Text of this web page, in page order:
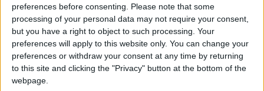
preferences before consenting.
Please note that some
processing of your personal data may not require your consent,
but you have a right to object to such processing. Your
preferences will apply to this website only. You can change your
preferences or withdraw your consent at any time by returning
to this site and clicking the "Privacy" button at the bottom of the
webpage.
avec l’ASM, comme il l’avait confié début mars, estimant être
«à nouveau dans la discussion». Mais sa non-convocation
pour le rassemblement de ce même mois semblait déjà
annonciatrice des choix du sélectionneur Rudi Garcia pour la
compétition.